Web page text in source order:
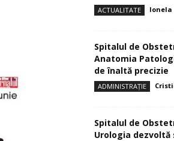
ACTUALITATE Ionela
Spitalul de
Anatomia
de înaltă precizie
ADMINISTRAȚIE
Spitalul de
Urologia